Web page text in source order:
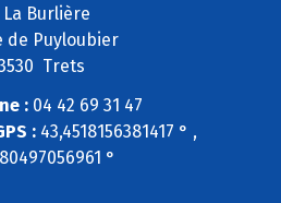
La Burlière
de Puyloubier
Trets
: 04 42 69 31 47
: 43,4518156381417 ° ,
°